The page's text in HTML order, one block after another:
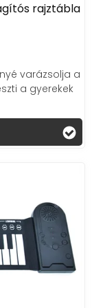
rajztábla
varázsolja a
a gyerekek